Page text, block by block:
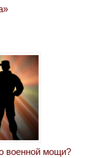
военной мощи?